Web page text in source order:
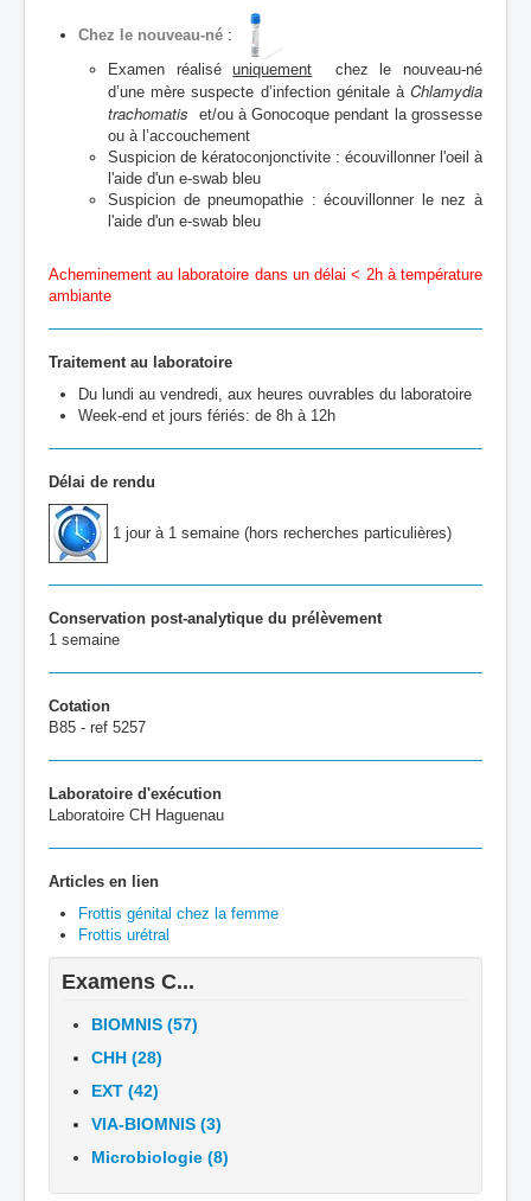
Chez le nouveau-né :
Examen réaliséuniquement
chez le nouveau-né
d’une mère suspecte d’infection génitale à Chlamydia
trachomatis
et/ou àGonocoque pendant la grossesse
ou à l’accouchement
Suspicion de kératoconjonctivite : écouvillonner l'oeil à
l'aide d'un e-swab bleu
Suspicion de pneumopathie : écouvillonner le nez à
l'aide d'un e-swab bleu
Acheminement au laboratoire dans un délai < 2h à température
ambiante
Traitement au laboratoire
Du lundi au vendredi, aux heures ouvrables du laboratoire
Week-end et jours fériés: de 8h à 12h
Délai de rendu
1 jour à 1 semaine (hors recherches particulières)
Conservation post-analytique du prélèvement
1 semaine
Cotation
B85 - ref 5257
Laboratoire d'exécution
Laboratoire CH Haguenau
Articles en lien
Frottis génital chez la femme
Frottis urétral
Examens C...
BIOMNIS (57)
CHH (28)
EXT (42)
VIA-BIOMNIS (3)
Microbiologie (8)